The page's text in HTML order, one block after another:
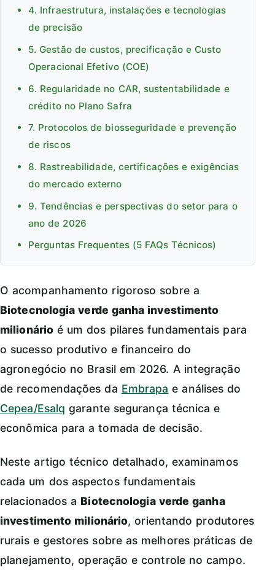
4. Infraestrutura, instalações e tecnologias
de precisão
5. Gestão de custos, precificação e Custo
Operacional Efetivo (COE)
6. Regularidade no CAR, sustentabilidade e
crédito no Plano Safra
7. Protocolos de biosseguridade e prevenção
de riscos
8. Rastreabilidade, certificações e exigências
do mercado externo
9. Tendências e perspectivas do setor para o
ano de 2026
Perguntas Frequentes (5 FAQs Técnicos)
O acompanhamento rigoroso sobre a
Biotecnologia verde ganha investimento
milionário é um dos pilares fundamentais para
o sucesso produtivo e financeiro do
agronegócio no Brasil em 2026. A integração
de recomendações da Embrapa e análises do
Cepea/Esalq garante segurança técnica e
econômica para a tomada de decisão.
Neste artigo técnico detalhado, examinamos
cada um dos aspectos fundamentais
relacionados a Biotecnologia verde ganha
investimento milionário, orientando produtores
rurais e gestores sobre as melhores práticas de
planejamento, operação e controle no campo.